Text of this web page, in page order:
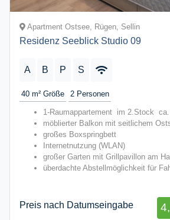
Apartment Ostsee, Rügen, Sellin
Residenz Seeblick Studio 09
A B P S
40 m² Größe 2 Personen
1-Raumappartement im 2.Stock
möblierter Balkon mit seitlichem
großes Boxspringbett
Internetnutzung (WLAN)
großer Garten mit Grillpavillon am
überdachte Abstellmöglichkeit für
Preis nach Datumseingabe